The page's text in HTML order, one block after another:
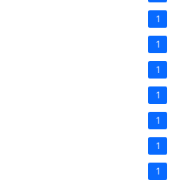
1
1
1
1
1
1
1